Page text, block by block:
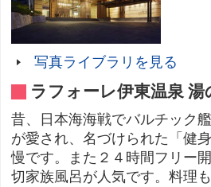
写真ライブラリを見る
ラフォーレ伊東温泉
昔、日本海海戦でバルチック
が愛され、名づけられた「健
慢です。また２４時間フリー
切家族風呂が人気です。料理